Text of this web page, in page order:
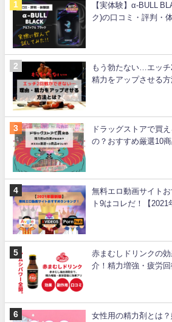
【実体験】α-BULL
ク)の口コミ・評判・
もう勃たない…エッチ
精力をアップさせる方
ドラッグストアで買
の？おすすめ厳選10商
無料エロ動画サイト
ト9はコレだ！【2021
赤まむしドリンクの
介！精力増強・疲労回
女性用の精力剤とは